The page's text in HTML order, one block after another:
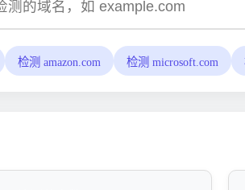
检测 amazon.com 检测 microsoft.com